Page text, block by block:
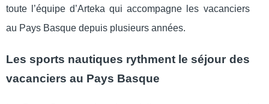
toute l’équipe d’Arteka qui accompagne les vacanciers
au Pays Basque depuis plusieurs années.
Les sports nautiques rythment le séjour des
vacanciers au Pays Basque